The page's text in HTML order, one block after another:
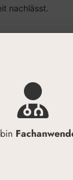
nachlässt.
für
den
Nähe zu
Die
um die
sollen.
sich die